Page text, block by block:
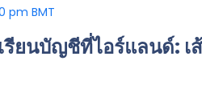
pm BMT
รียนบัญชีที่ไอร์แลนด์: เ